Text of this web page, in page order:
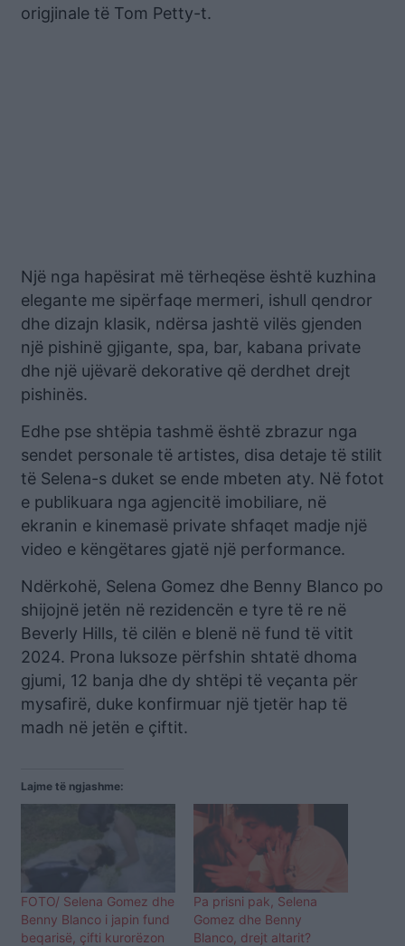
origjinale të Tom Petty-t.
Një nga hapësirat më tërheqëse është kuzhina
elegante me sipërfaqe mermeri, ishull qendror
dhe dizajn klasik, ndërsa jashtë vilës gjenden
një pishinë gjigante, spa, bar, kabana private
dhe një ujëvarë dekorative që derdhet drejt
pishinës.
Edhe pse shtëpia tashmë është zbrazur nga
sendet personale të artistes, disa detaje të stilit
të Selena-s duket se ende mbeten aty. Në fotot
e publikuara nga agjencitë imobiliare, në
ekranin e kinemasë private shfaqet madje një
video e këngëtares gjatë një performance.
Ndërkohë, Selena Gomez dhe Benny Blanco po
shijojnë jetën në rezidencën e tyre të re në
Beverly Hills, të cilën e blenë në fund të vitit
2024. Prona luksoze përfshin shtatë dhoma
gjumi, 12 banja dhe dy shtëpi të veçanta për
mysafirë, duke konfirmuar një tjetër hap të
madh në jetën e çiftit.
Lajme të ngjashme:
FOTO/ Selena Gomez dhe
Benny Blanco i japin fund
beqarisë, çifti kurorëzon
Pa prisni pak, Selena
Gomez dhe Benny
Blanco, drejt altarit?